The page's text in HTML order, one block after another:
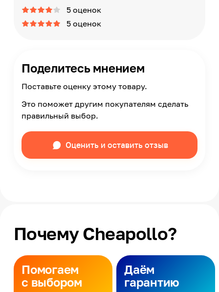
5 оценок
5 оценок
Поделитесь мнением
Поставьте оценку этому товару.
Это поможет другим покупателям сделать
правильный выбор.
Оценить и оставить отзыв
Почему Cheapollo?
Помогаем
с выбором
Даём
гарантию